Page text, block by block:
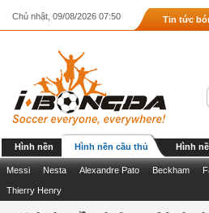
Chủ nhật, 09/08/2026 07:50 Tin tức
Hình nền Hình nền cầu thủ Hình
Messi Nesta Alexandre Pato Beckham
Thierry Henry